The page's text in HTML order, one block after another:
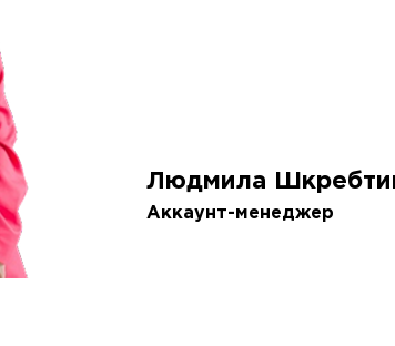
Людмила
Аккаунт-менеджер